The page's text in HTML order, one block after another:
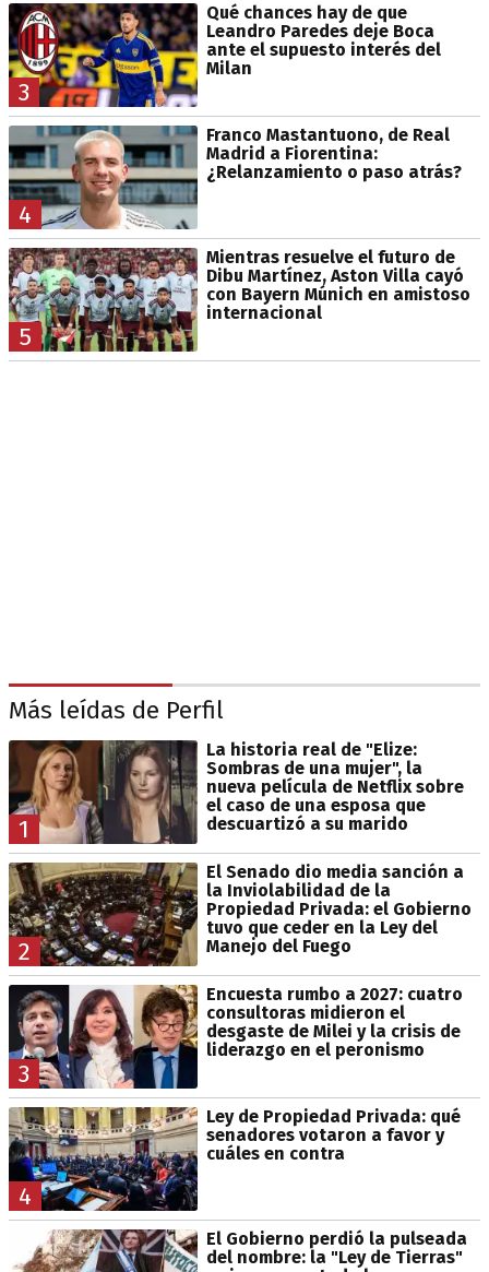
3
Qué chances hay de que
Leandro Paredes deje Boca
ante el supuesto interés del
Milan
4
Franco Mastantuono, de Real
Madrid a Fiorentina:
¿Relanzamiento o paso atrás?
5
Mientras resuelve el futuro de
Dibu Martínez, Aston Villa cayó
con Bayern Múnich en amistoso
internacional
Más leídas de Perfil
1
La historia real de "Elize:
Sombras de una mujer", la
nueva película de Netflix sobre
el caso de una esposa que
descuartizó a su marido
2
El Senado dio media sanción a
la Inviolabilidad de la
Propiedad Privada: el Gobierno
tuvo que ceder en la Ley del
Manejo del Fuego
3
Encuesta rumbo a 2027: cuatro
consultoras midieron el
desgaste de Milei y la crisis de
liderazgo en el peronismo
4
Ley de Propiedad Privada: qué
senadores votaron a favor y
cuáles en contra
El Gobierno perdió la pulseada
del nombre: la "Ley de Tierras"